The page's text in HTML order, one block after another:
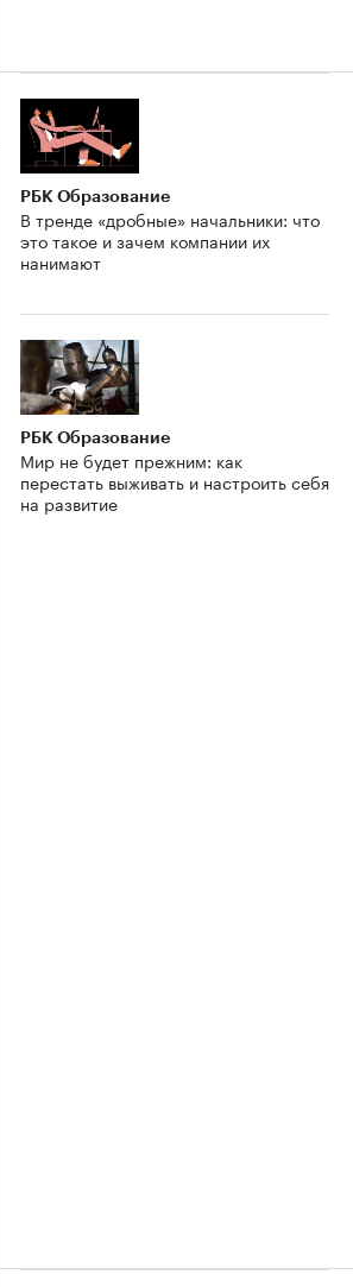
РБК Образование
В тренде «дробные» начальники: что
это такое и зачем компании их
нанимают
РБК Образование
Мир не будет прежним: как
перестать выживать и настроить себя
на развитие